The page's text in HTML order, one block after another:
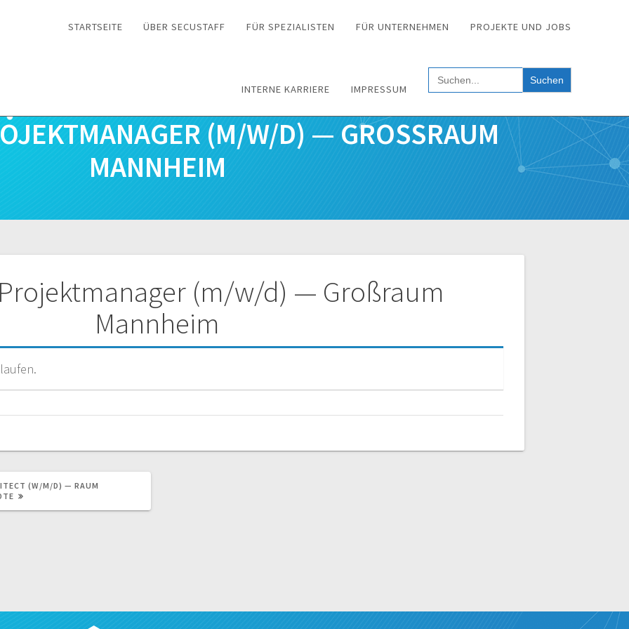
STARTSEITE ÜBER SECUSTAFF FÜR SPEZIALISTEN FÜR UNTERNEHMEN PROJEKTE UND JOBS
INTERNE KARRIERE IMPRESSUM
Search
for:
(M/W/D) — GROSSRAUM M
ANNHEIM
(m/w/d) — Großraum
Mannheim
(W/M/D) — RAUM